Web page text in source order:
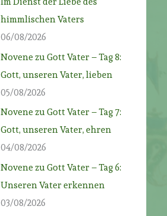
himmlischen Vaters
06/08/2026
Novene zu Gott Vater – Tag 8:
Gott, unseren Vater, lieben
05/08/2026
Novene zu Gott Vater – Tag 7:
Gott, unseren Vater, ehren
04/08/2026
Novene zu Gott Vater – Tag 6:
Unseren Vater erkennen
03/08/2026